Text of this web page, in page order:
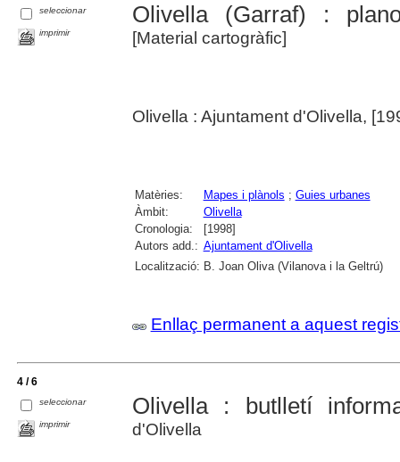
seleccionar
imprimir
Olivella (Garraf) :
[Material cartogràfic]
Olivella : Ajuntament d'Olivella,
Matèries: Mapes i plànols ; Guies urbanes
Àmbit:
Olivella
Cronologia:
[1998]
Autors add.: Ajuntament d'Olivella
Localització: B. Joan Oliva (Vilanova i la Geltrú)
Enllaç permanent a aquest
4 / 6
seleccionar
imprimir
Olivella : butlletí
d'Olivella